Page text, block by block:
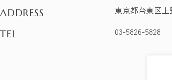
ADDRESS 東京都台東区上
TEL 03-5826-5828